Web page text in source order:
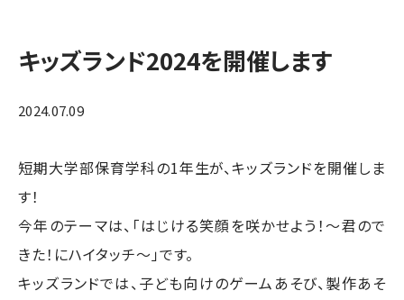
キッズランド2024を開催します
2024.07.09
短期大学部保育学科の1年生が、キッズランドを開催しま
す！
今年のテーマは、「はじける笑顔を咲かせよう！～君ので
きた！にハイタッチ～」です。
キッズランドでは、子ども向けのゲームあそび、製作あそ